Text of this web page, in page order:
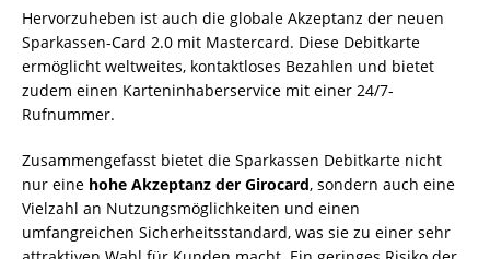
Hervorzuheben ist auch die globale Akzeptanz der neuen
Sparkassen-Card 2.0 mit Mastercard. Diese Debitkarte
ermöglicht weltweites, kontaktloses Bezahlen und bietet
zudem einen Karteninhaberservice mit einer 24/7-
Rufnummer.
Zusammengefasst bietet die Sparkassen Debitkarte nicht
nur eine hohe Akzeptanz der Girocard, sondern auch eine
Vielzahl an Nutzungsmöglichkeiten und einen
umfangreichen Sicherheitsstandard, was sie zu einer sehr